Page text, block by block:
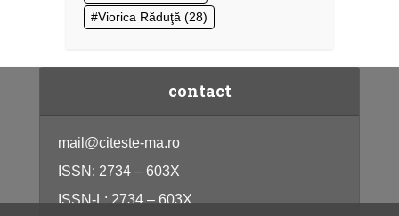
Viorica Răduţă (28)
contact
mail@citeste-ma.ro
ISSN: 2734 – 603X
ISSN-L: 2734 – 603X